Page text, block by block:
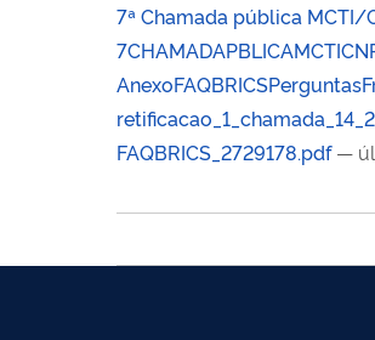
7ª Chamada pública MCTI/
FAQBRICS_2729178.pdf —